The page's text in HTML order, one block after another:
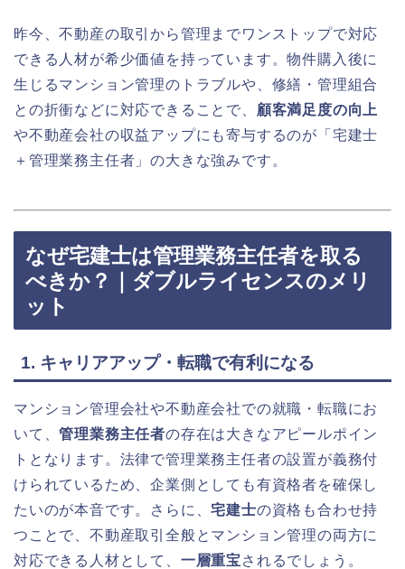
昨今、不動産の取引から管理までワンストップで対応
できる人材が希少価値を持っています。物件購入後に
生じるマンション管理のトラブルや、修繕・管理組合
との折衝などに対応できることで、 顧客満足度の向上
や不動産会社の収益アップにも寄与するのが「宅建士
＋管理業務主任者」の大きな強みです。
なぜ宅建士は管理業務主任者を取る
べきか？｜ダブルライセンスのメリ
ット
1. キャリアアップ・転職で有利になる
マンション管理会社や不動産会社での就職・転職にお
いて、管理業務主任者の存在は大きなアピールポイン
トとなります。法律で管理業務主任者の設置が義務付
けられているため、企業側としても有資格者を確保し
たいのが本音です。さらに、宅建士の資格も合わせ持
つことで、不動産取引全般とマンション管理の両方に
対応できる人材として、 一層重宝されるでしょう。